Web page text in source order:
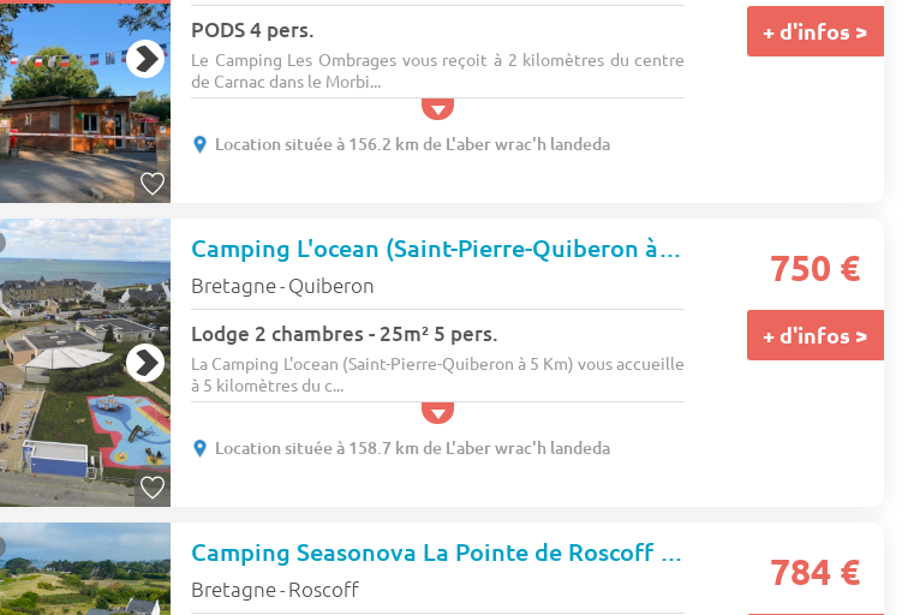
PODS 4 pers.
Le Camping Les Ombrages vous reçoit à 2 kilomètres du centre
de Carnac dans le Morbi...
Location située à 156.2 km de L'aber wrac'h landeda
+ d'infos >
Camping L'ocean (Saint-Pierre-Quiberon à 5 km)
Bretagne- Quiberon
Lodge 2 chambres - 25m² 5 pers.
La Camping L'ocean (Saint-Pierre-Quiberon à 5 Km) vous accueille
à 5 kilomètres du c...
Location située à 158.7 km de L'aber wrac'h landeda
750 €
+ d'infos >
Camping Seasonova La Pointe de Roscoff (17876)
Bretagne- Roscoff 784 €